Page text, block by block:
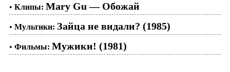
• Клипы: Mary Gu — Обожай
• Мультики: Зайца не видали? (1985)
• Фильмы: Мужики! (1981)